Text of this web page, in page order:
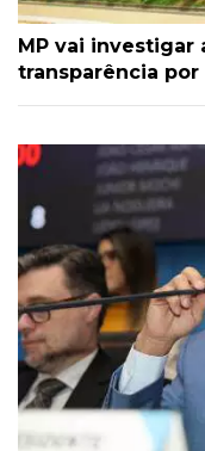
MP vai investigar
transparência